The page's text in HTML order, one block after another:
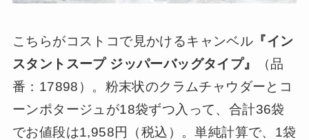
こちらがコストコで見かけるキャンベル 『イン
スタントスープ ジッパーバッグタイプ』
（品
番：17898）。粉末状のクラムチャウダーとコ
ーンポタージュが18袋ずつ入って、合計36袋
でお値段は1,958円（税込）。単純計算で、1袋